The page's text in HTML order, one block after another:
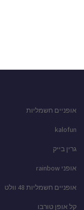
אופניים חשמליות
kalofun
גרין בייק
אופני rainbow
אופניים חשמליות 48 וולט
קל אופן טורבו